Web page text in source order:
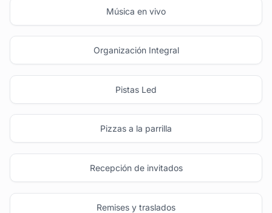
Música en vivo
Organización Integral
Pistas Led
Pizzas a la parrilla
Recepción de invitados
Remises y traslados